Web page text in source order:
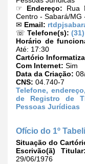
☞ Endereço: Rua
Centro - Sabará/MG
✉ Email:
☏ Telefone(s):
Horário de
Até: 17:30
Cartório
Com Internet: Sim
Data da Criação:
CNS: 04.740-7
Telefone,
de Registro de
Pessoas Jurídicas
Ofício do 1º
Situação do
Escrivão(ã) Titular:
29/06/1976